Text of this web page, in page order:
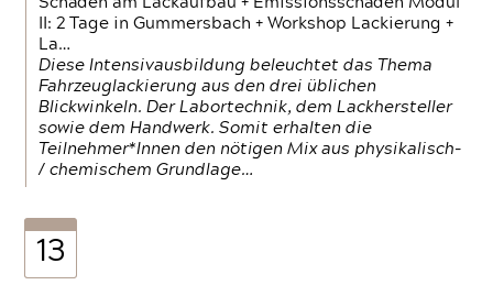
II: 2 Tage in Gummersbach + Workshop Lackierung +
La…
Diese Intensivausbildung beleuchtet das Thema
Fahrzeuglackierung aus den drei üblichen
Blickwinkeln. Der Labortechnik, dem Lackhersteller
sowie dem Handwerk. Somit erhalten die
Teilnehmer*Innen den nötigen Mix aus physikalisch-
/ chemischem Grundlage…
13